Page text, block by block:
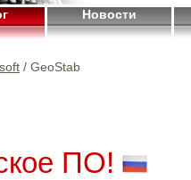
Новости
/ GeoStab
ПО!